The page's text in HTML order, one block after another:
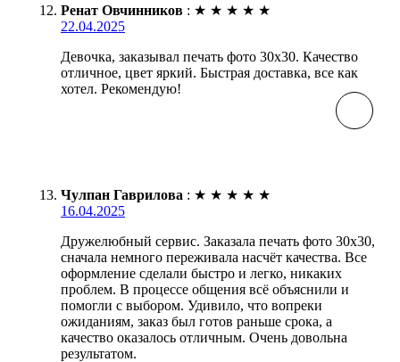
Ренат Овчинников : ★ ★ ★ ★ ★
22.04.2025
Девочка, заказывал печать фото 30х30. Качество
отличное, цвет яркий. Быстрая доставка, все как
хотел. Рекомендую!
Чулпан Гаврилова : ★ ★ ★ ★ ★
16.04.2025
Дружелюбный сервис. Заказала печать фото 30х30,
сначала немного переживала насчёт качества. Все
оформление сделали быстро и легко, никаких
проблем. В процессе общения всё объяснили и
помогли с выбором. Удивило, что вопреки
ожиданиям, заказ был готов раньше срока, а
качество оказалось отличным. Очень довольна
результатом.